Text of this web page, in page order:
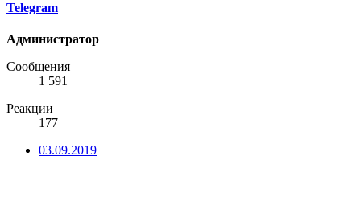
Telegram
Администратор
Сообщения
1 591
Реакции
177
03.09.2019